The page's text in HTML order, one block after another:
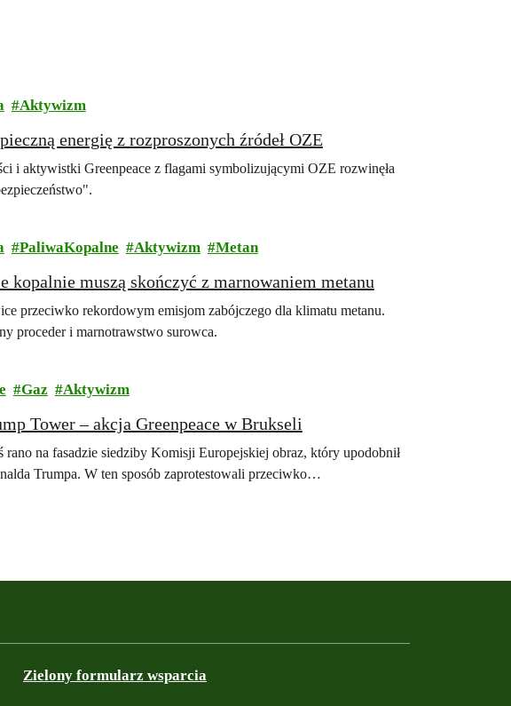
Aktywizm
energię z rozproszonych źródeł OZE
i aktywistki Greenpeace z flagami symbolizującymi OZE rozwinęła
PaliwaKopalne Aktywizm Metan
kopalnie muszą skończyć z marnowaniem metanu
przeciwko rekordowym emisjom zabójczego dla klimatu metanu.
proceder i marnotrawstwo surowca.
Gaz Aktywizm
Tower – akcja Greenpeace w Brukseli
na fasadzie siedziby Komisji Europejskiej obraz, który upodobnił
Trumpa. W ten sposób zaprotestowali przeciwko…
Zielony formularz wsparcia